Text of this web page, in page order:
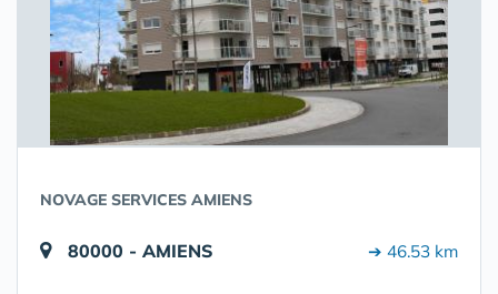
NOVAGE SERVICES AMIENS
80000 - AMIENS ➔ 46.53 km